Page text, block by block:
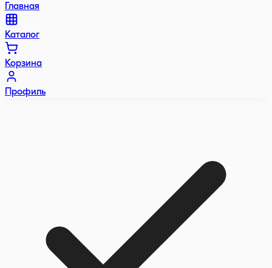
Главная
Каталог
Корзина
Профиль